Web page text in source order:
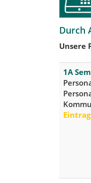
Durch
Unsere
1A